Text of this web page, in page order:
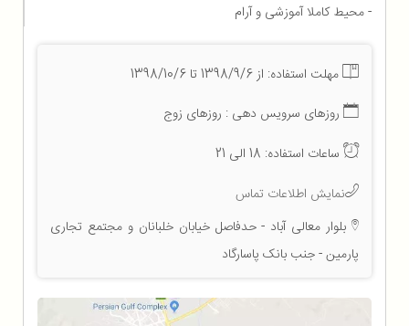
- محیط کاملا آموزشی و آرام
مهلت استفاده: از 1398/9/6 تا 1398/10/6
روزهای سرویس دهی : روزهای زوج
ساعات استفاده: 18 الی 21
نمایش اطلاعات تماس
بلوار معالی آباد - حدفاصل خیابان خلبانان و مجتمع تجاری
پارمین - جنب بانک پاسارگاد